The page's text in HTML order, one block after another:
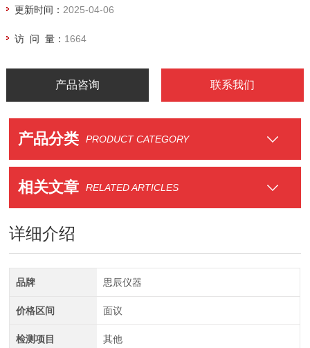
更新时间： 2025-04-06
访 问 量： 1664
产品咨询 联系我们
产品分类 PRODUCT CATEGORY
相关文章 RELATED ARTICLES
详细介绍
品牌 思辰仪器
价格区间 面议
检测项目 其他